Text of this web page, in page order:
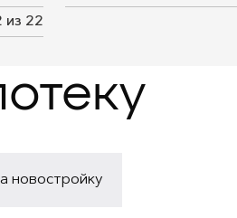
из 22
новостройку